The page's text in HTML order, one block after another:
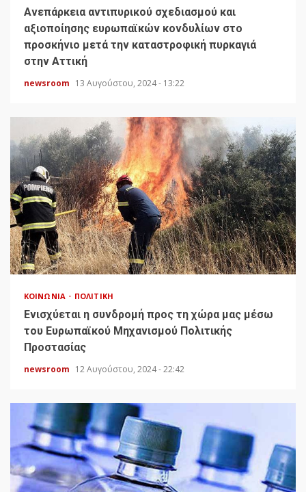
Ανεπάρκεια αντιπυρικού σχεδιασμού και
αξιοποίησης ευρωπαϊκών κονδυλίων στο
προσκήνιο μετά την καταστροφική πυρκαγιά
στην Αττική
newsroom 13 Αυγούστου, 2024 - 13:22
ΚΟΙΝΩΝΊΑ ΠΟΛΙΤΙΚΉ
Ενισχύεται η συνδρομή προς τη χώρα μας μέσω
του Ευρωπαϊκού Μηχανισμού Πολιτικής
Προστασίας
newsroom 12 Αυγούστου, 2024 - 22:42